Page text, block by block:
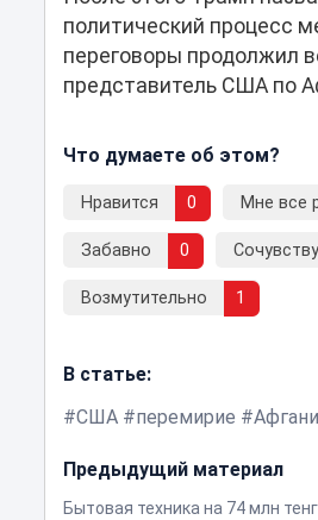
политический процесс
переговоры продолжил
представитель США по
Что думаете об этом?
Нравится 0 Мне все
Забавно 0
Возмутительно 1
В статье:
США
перемирие
Предыдущий материал
Бытовая техника на 74 млн